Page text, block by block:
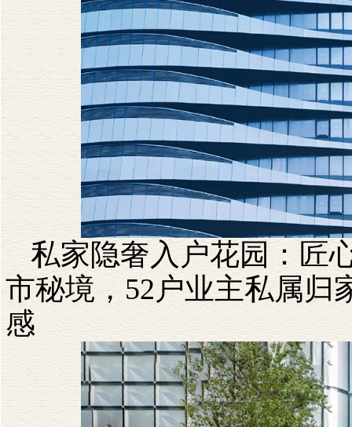
私家隐奢入户花园：匠
市秘境， 52 户业主私属归
感